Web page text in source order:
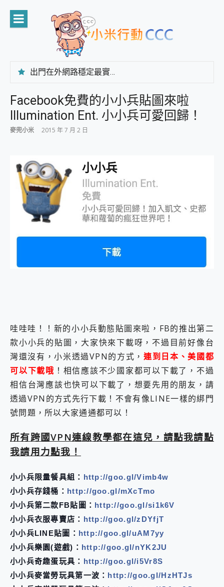
content
出門在外網路穩定最實在 「台灣大哥大」榮獲 4G/5G 在線率全球 NO.3 全台第一與全台六冠王實測心得，走到哪順到哪！
專為 PC上的 XBOX和掌機設計的 FireCuda X1070 SSD 固態硬碟開箱 評測
台灣製攝影機在這裡，100%全無線設計 SpotCam Solo Eco 太陽能防水雲端攝影機 SpotCam Solo 3 2.5K高畫質戶外攝影機 開箱 評測
AI 支付 一錶搞定大小事 Xiaomi Watch 5 開箱 評測
超驚艷 讓人一眼就愛上 LENOVO 聯想 Yoga Book 9 14吋 AI輕薄筆電 開箱 評測
美到讓人超想擁有 moto pad 60 系列 與 Moto | Swarovski razr 60 冰藍限定版本 開箱 評測
一鍵修復模糊影片、舊照的 AI 好幫手! VideoProc Converter AI 新版全解析 × 年末優惠，一篇全看懂
小朋友才做選擇 投影機 RGB藍牙音響 氛圍情境燈 我通通都要！ Starfish 2 幻彩膠囊投影機｜結合「 智慧投影 & 煥彩流動 」的沈浸式生活新體驗
開箱~變身「蜘蛛人」椅子軍師！MSI MPG 491CQP QD-OLED 超寬曲面電競螢幕，多工辦公、爽度滿滿的終極桌面體驗
iPhone 17 系列 有認證的防護來囉！ imos 首家導入 UL MCV 行銷宣告驗證的手機配件品牌
DJI Osmo Pocket 3 爽爽帶回家 歡慶 EaseUS 21 週年到來，「Slogan 海報徵稿活動」好康大放送
小巧好吸不擋鏡頭 有Qi2認證的 ONPRO MagReact MXs2 5000mAh薄型磁吸無線急速行動電源 開箱 評測
COMPUTEX 2025 來囉！AGI亞奇雷 AI・Gaming・創作儲存方案登場，趕快來AGI亞奇雷挑戰任務抽 PS5！
飛利浦 JS7310 ⚡【電急便｜行動儲能救車電源】 可靠的旅行夥伴！帶給您優異的安全性與強大供電效能
是螢幕也是電視! 一機超多用途「MSI微星 Modern MD272UPSW 27型」 4K IPS 輕薄商用智慧聯網螢幕 開箱 評測
您的專屬AI 助手 Yoga Slim 7 Aura Edition 觸控AI筆電 開箱 評測
realme 14 Pro 超硬軍規、冰感變色實測，realme 14 5G 遊戲戰鬥值爆表，效能x娛樂全都要！
iPhone、Apple Watch、AirPods耳機 三個設備充電一起搞定 ONPRO MagReact™ M3 3 in 1可攜摺疊無線充電器 開箱 評測
動靜皆宜「HUAWEI FreeArc」開放式耳掛耳機，無感配戴! 超穩超服貼，音質、通話也很優質
好玩好拍 vivo V50 ~ 口袋裡的 Zeiss 潮流攝影棚!
給 MSI Claw 系列電競掌機 最完美的家 MSI Nest Docking Station 掌機專屬擴充底座 開箱 評測
3 個超值 MHN 飛人工具分享~~ iToolab AnyGo 魔物獵人 Now飛人 ios教學 不出門也可以到處走
Locawhere AnyTo 寶可夢飛人 AnyTo 不出門也可以飛遍全世界
小體積 40000mAh 超大容量 一次充5個設備 充好充滿 CUKTECH 酷態科 300W 微型充電站 開箱 評測
磁碟系統大風吹 有了 磁碟管理程式 EaseUS Partition Master 就是這麼簡單
全新 SONY Xperia 1 VI 開箱! 相機實測! 長焦覆蓋更遠更清晰、2日長續航、頂尖影音娛樂效能~
Xiaomi 14 Ultra 開箱 評測~ 有深度的 Leica 影像旗艦手機! 加碼小旗艦 Xiaomi 14 開箱 評測
MSI Claw 掌機專屬配件包 來囉 完美保護 MSI Claw A1M-026TW 電競掌機
人像旗艦 vivo V30 系列 開箱 評測! 首搭蔡司光學鏡頭、攝影棚級柔光環、拍攝功能最好玩的美拍神機 vivo V30 Pro
Facebook免費的小小兵貼圖來啦
Illumination Ent. 小小兵可愛回歸！
麥兜小米 2015 年 7 月 2 日
哇哇哇！！新的小小兵動態貼圖來啦，FB的推出第二
款小小兵的貼圖，大家快來下載呀，不過目前好像台
灣還沒有，小米透過VPN的方式， 連到日本、美國都
可以下載哦 ！相信應該不少國家都可以下載了，不過
相信台灣應該也快可以下載了，想要先用的朋友，請
透過VPN的方式先行下載！不會有像LINE一樣的綁門
號問題，所以大家通通都可以！
所有跨國VPN連線教學都在這兒，請點我請點
我請用力點我！
小小兵限量餐具組： http://goo.gl/Vimb4w
小小兵存錢桶： http://goo.gl/mXcTmo
小小兵第二款FB貼圖： http://goo.gl/si1k6V
小小兵衣服專賣店： http://goo.gl/zDYfjT
小小兵LINE貼圖： http://goo.gl/uAM7yy
小小兵樂園(遊戲)： http://goo.gl/nYK2JU
小小兵奇趣蛋玩具： http://goo.gl/i5Vr8S
小小兵麥當勞玩具第一波： http://goo.gl/HzHTJs